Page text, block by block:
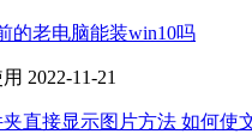
的老电脑能装win10吗
2022-11-21
直接显示图片方法 如何使